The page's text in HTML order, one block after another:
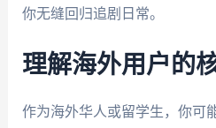
你无缝回归追剧日常。
理解海外用户的
作为海外华人或留学生，你可